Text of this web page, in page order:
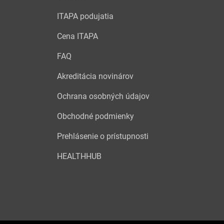
ITAPA podujatia
Cena ITAPA
FAQ
Akreditácia novinárov
Ochrana osobných údajov
Obchodné podmienky
Prehlásenie o prístupnosti
HEALTHHUB